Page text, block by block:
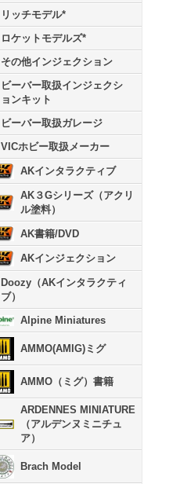
リッチモデル*
ロケットモデルズ*
その他インジェクション
ビーバー取扱インジェクシ
ョンキット
ビーバー取扱ガレージ
VICホビー取扱メーカー
AKインタラクティブ
AK３Gシリーズ（アクリ
ル塗料）
AK書籍/DVD
AKインジェクション
Doozy（AKインタラクティ
ブ）
Alpine Miniatures
AMMO(AMIG)ミグ
AMMO（ミグ）書籍
ARDENNES MINIATURE
（アルデンヌミニチュ
ア）
Brach Model